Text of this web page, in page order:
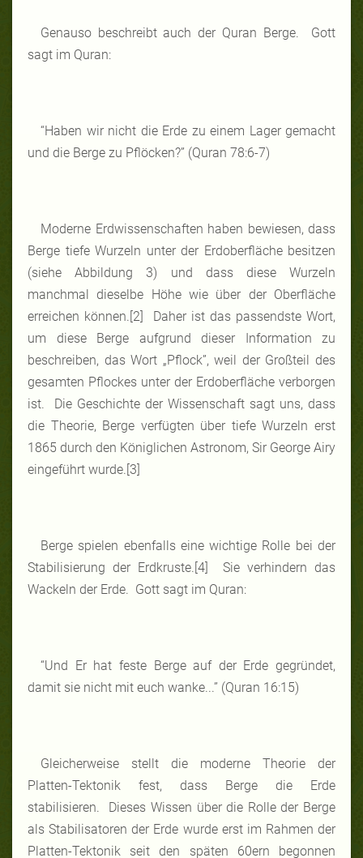
Genauso beschreibt auch der Quran Berge. Gott
sagt im Quran:
“Haben wir nicht die Erde zu einem Lager gemacht
und die Berge zu Pflöcken?” (Quran 78:6-7)
Moderne Erdwissenschaften haben bewiesen, dass
Berge tiefe Wurzeln unter der Erdoberfläche besitzen
(siehe Abbildung 3) und dass diese Wurzeln
manchmal dieselbe Höhe wie über der Oberfläche
erreichen können.[2] Daher ist das passendste Wort,
um diese Berge aufgrund dieser Information zu
beschreiben, das Wort „Pflock”, weil der Großteil des
gesamten Pflockes unter der Erdoberfläche verborgen
ist. Die Geschichte der Wissenschaft sagt uns, dass
die Theorie, Berge verfügten über tiefe Wurzeln erst
1865 durch den Königlichen Astronom, Sir George Airy
eingeführt wurde.[3]
Berge spielen ebenfalls eine wichtige Rolle bei der
Stabilisierung der Erdkruste.[4] Sie verhindern das
Wackeln der Erde. Gott sagt im Quran:
“Und Er hat feste Berge auf der Erde gegründet,
damit sie nicht mit euch wanke...” (Quran 16:15)
Gleicherweise stellt die moderne Theorie der
Platten-Tektonik fest, dass Berge die Erde
stabilisieren. Dieses Wissen über die Rolle der Berge
als Stabilisatoren der Erde wurde erst im Rahmen der
Platten-Tektonik seit den späten 60ern begonnen